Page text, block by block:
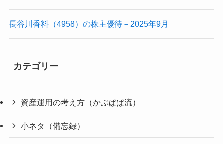
長谷川香料（4958）の株主優待－2025年9月
カテゴリー
資産運用の考え方（かぶぱぱ流）
小ネタ（備忘録）